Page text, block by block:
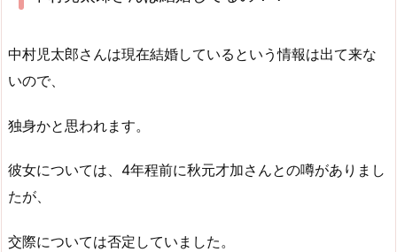
中村児太郎さんは現在結婚しているという情報は出て来な
いので、
独身かと思われます。
彼女については、4年程前に秋元才加さんとの噂がありまし
たが、
交際については否定していました。